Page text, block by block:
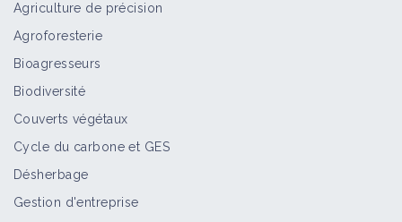
Agriculture de précision
Agroforesterie
Bioagresseurs
Biodiversité
Couverts végétaux
Cycle du carbone et GES
Désherbage
Gestion d'entreprise